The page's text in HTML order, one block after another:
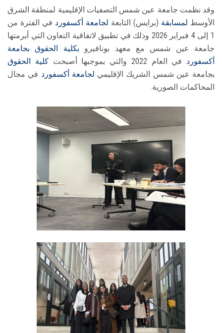
وقد نظمت جامعة عين شمس التصفيات الإقليمية لمنطقة الشرق
الأوسط لمسابقة (برايس) التابعة لجامعة أكسفورد في الفترة من
1 إلى 4 فبراير 2026 وذلك في تطبيق لاتفاقية التعاون التي أبرمتها
جامعة عين شمس مع معهد بونافيرو بكلية الحقوق بجامعة
أكسفورد في العام 2022 والتي بموجبها أصبحت
كلية الحقوق
بجامعة عين شمس الشريك الإقليمي لجامعة أكسفورد في مجال
المحاكمات الصورية.